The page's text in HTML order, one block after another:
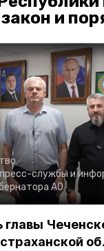
и
службы и
АО
главы